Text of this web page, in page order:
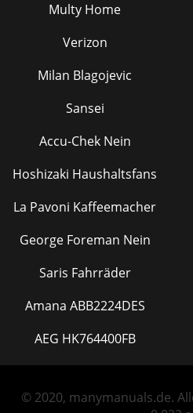
Multy Home
Verizon
Milan Blagojevic
Sansei
Accu-Chek Nein
Hoshizaki Haushaltsfans
La Pavoni Kaffeemacher
George Foreman Nein
Saris Fahrräder
Amana ABB2224DES
AEG HK764400FB
© 2020, manymanuals.de.